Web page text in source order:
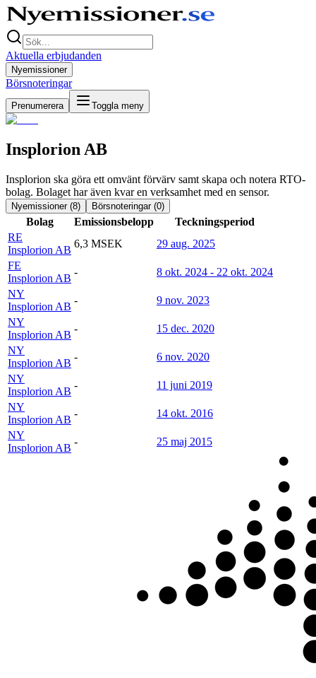
Aktuella erbjudanden
Nyemissioner
Börsnoteringar
Prenumerera Toggla meny
Insplorion AB
Insplorion ska göra ett omvänt förvärv samt skapa och notera RTO-
bolag. Bolaget har även kvar en verksamhet med en sensor.
Nyemissioner (8) Börsnoteringar (0)
Bolag Emissionsbelopp
Teckningsperiod
RE
Insplorion AB
6,3 MSEK
29 aug. 2025
FE
Insplorion AB
-
8 okt. 2024 - 22 okt. 2024
NY
Insplorion AB
-
9 nov. 2023
NY
Insplorion AB
-
15 dec. 2020
NY
Insplorion AB
-
6 nov. 2020
NY
Insplorion AB
-
11 juni 2019
NY
Insplorion AB
-
14 okt. 2016
NY
Insplorion AB
- 25 maj 2015